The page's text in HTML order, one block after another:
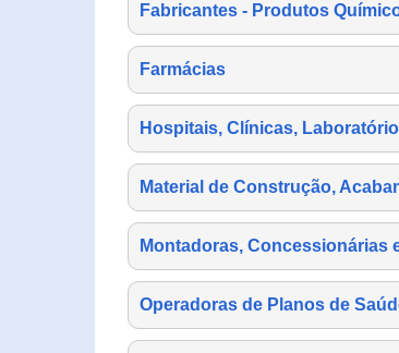
Fabricantes - Produtos
Farmácias
Hospitais, Clínicas,
Material de Construção,
Montadoras, Concessionárias
Operadoras de Planos de